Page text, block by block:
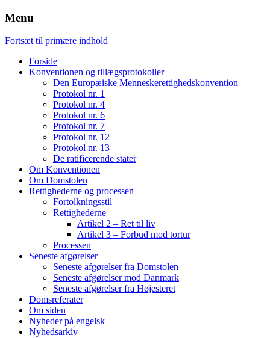
Menu
Fortsæt til primære indhold
Forside
Konventionen og tillægsprotokoller
Den Europæiske Menneskerettighedskonvention
Protokol nr. 1
Protokol nr. 4
Protokol nr. 6
Protokol nr. 7
Protokol nr. 12
Protokol nr. 13
De ratificerende stater
Om Konventionen
Om Domstolen
Rettighederne og processen
Fortolkningsstil
Rettighederne
Artikel 2 – Ret til liv
Artikel 3 – Forbud mod tortur
Processen
Seneste afgørelser
Seneste afgørelser fra Domstolen
Seneste afgørelser mod Danmark
Seneste afgørelser fra Højesteret
Domsreferater
Om siden
Nyheder på engelsk
Nyhedsarkiv